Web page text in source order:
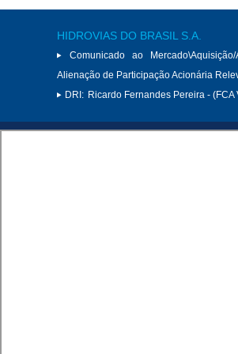
HIDROVIAS DO BRASIL S.A.
Comunicado ao
Alienação de Participação Acionária
DRI: Ricardo Fernandes Pereira - (FCA